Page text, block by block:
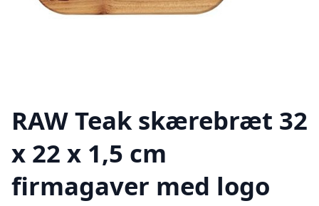
RAW Teak skærebræt 32
x 22 x 1,5 cm
firmagaver med logo